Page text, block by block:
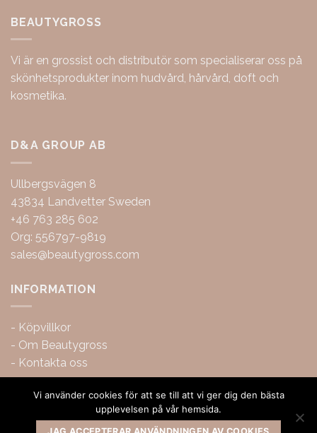
BEAUTYGROSS
Vi är en grossist och distributör som specialiserar oss på
skönhetsprodukter inom hudvård, hårvård, doft och
kosmetika.
D&A GROUP AB
Ullbergsvägen 8
43834 Landvetter Sweden
+46 763 285 602
Org: 556797-9819
sales@beautygross.com
INFORMATION
- Köpvillkor
- Om Beautygross
- Kontakta oss
Vi använder cookies för att se till att vi ger dig den bästa
upplevelsen på vår hemsida.